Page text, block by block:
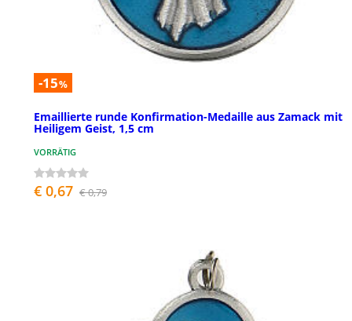
-15%
Emaillierte runde Konfirmation-Medaille aus Zamack mit
Heiligem Geist, 1,5 cm
VORRÄTIG
€ 0,67 € 0,79